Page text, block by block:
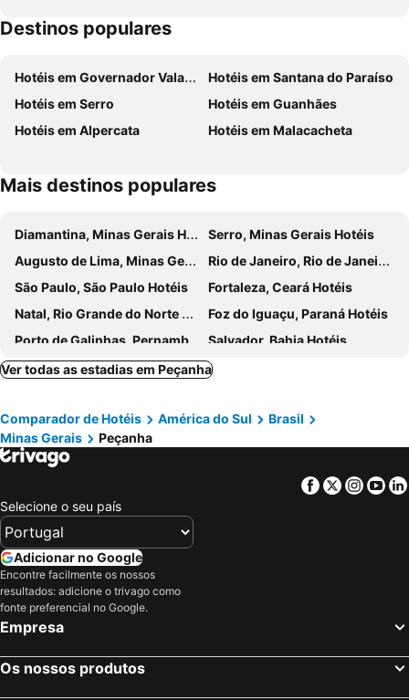
Destinos populares
Hotéis em Governador Valadares
Hotéis em Santana do Paraíso
Hotéis em Serro
Hotéis em Guanhães
Hotéis em Alpercata
Hotéis em Malacacheta
Mais destinos populares
Diamantina, Minas Gerais Hotéis
Serro, Minas Gerais Hotéis
Augusto de Lima, Minas Gerais Hotéis
Rio de Janeiro, Rio de Janeiro Hotéis
São Paulo, São Paulo Hotéis
Fortaleza, Ceará Hotéis
Natal, Rio Grande do Norte Hotéis
Foz do Iguaçu, Paraná Hotéis
Porto de Galinhas, Pernambuco Hotéis
Salvador, Bahia Hotéis
Maceió, Alagoas Hotéis
Porto Seguro, Bahia Hotéis
Ver todas as estadias em Peçanha
Comparador de Hotéis América do Sul
Brasil
Minas Gerais
Peçanha
Facebook
Twitter
Selecione o seu país
Adicionar no Google
Encontre facilmente os nossos
resultados: adicione o trivago como
fonte preferencial no Google.
Empresa
Os nossos produtos